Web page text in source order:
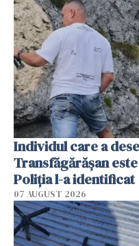
Individul care a
Transfăgărășan
Poliția l-a identificat
07 AUGUST 2026